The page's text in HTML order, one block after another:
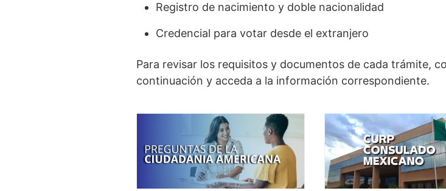
Registro de nacimiento y doble nacionalidad
Credencial para votar desde el extranjero
Para revisar los requisitos y documentos de cada trámite,
continuación y acceda a la información correspondiente.